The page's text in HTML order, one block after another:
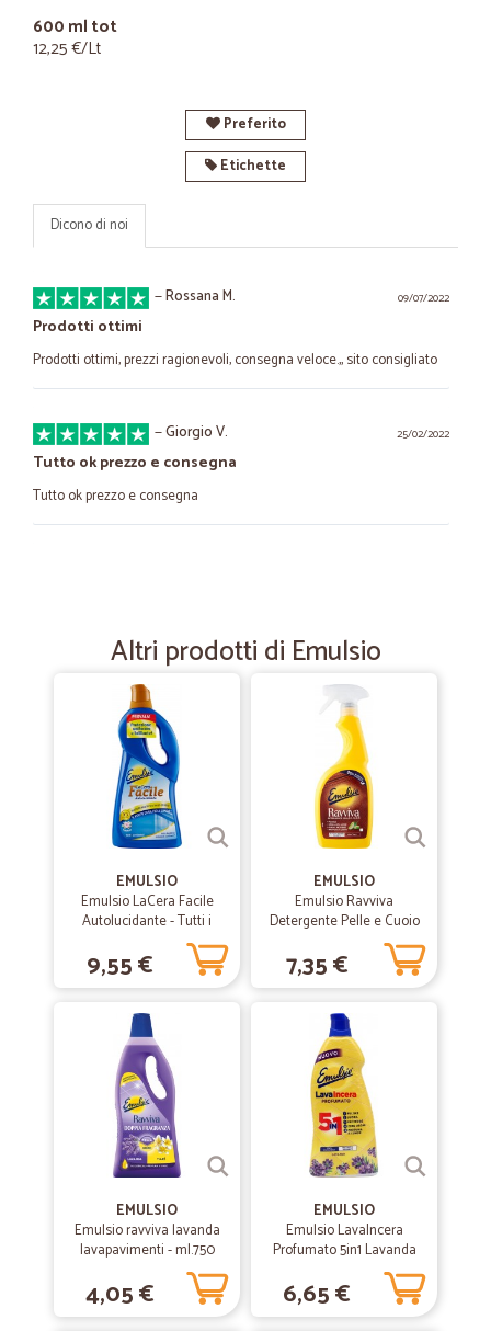
600 ml tot
12,25 €/Lt
Preferito
Etichette
Dicono di noi
09/07/2022
—Rossana M.
Prodotti ottimi
Prodotti ottimi, prezzi ragionevoli, consegna veloce.,, sito consigliato
25/02/2022
—Giorgio V.
Tutto ok prezzo e consegna
Tutto ok prezzo e consegna
Semplicemente perfetti!
Ho effettuato un ordine su questo negozio, il 22 dicembre mattina.. il
23 Dicembre i prodotti erano a casa mia! Che dire,i costi della
spedizione forse sono un pochino elevati, e con il limite minimo di
acquisto, ma posso dire con certezza che se la wualitá e il servizio si
pagano, di certo, loro sanno fare egregiamente il loro lavoro!
05/08/2020
Stefano R.
Perfetto.
—Gioia B.
Difficoltà a inviare k'ordine
Nessun problema con gli acquisti ricevuti, ma che fatica riuscire a far
l'ordine, quasi 2 settimane.
—Roberta A.
Prodotti perfetti e sevizio velocissimo
Prodotti perfetti e sevizio velocissimo
Altri prodotti di Emulsio
EMULSIO
Emulsio LaCera Facile
Autolucidante - Tutti i
pavimenti 725 ml
9,55 €
EMULSIO
Emulsio Ravviva
Detergente Pelle e Cuoio
Aloe Vera 600 ml
7,35 €
EMULSIO
Emulsio ravviva lavanda
lavapavimenti - ml.750
4,05 €
EMULSIO
Emulsio LavaIncera
Profumato 5in1 Lavanda
6,65 €